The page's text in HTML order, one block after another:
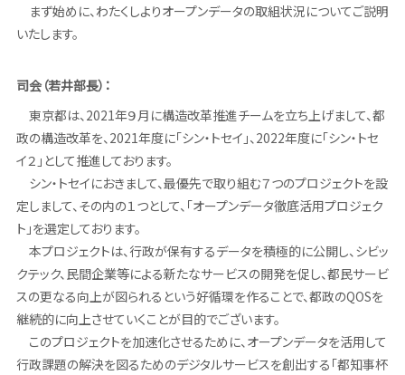
まず始めに、わたくしよりオープンデータの取組状況についてご説明
いたします。
司会（若井部長）：
東京都は、2021年９月に構造改革推進チームを立ち上げまして、都
政の構造改革を、2021年度に「シン・トセイ」、2022年度に「シン・トセ
イ２」として推進しております。
シン・トセイにおきまして、最優先で取り組む７つのプロジェクトを設
定しまして、その内の１つとして、「オープンデータ徹底活用プロジェク
ト」を選定しております。
本プロジェクトは、行政が保有するデータを積極的に公開し、シビッ
クテック、民間企業等による新たなサービスの開発を促し、都民サービ
スの更なる向上が図られるという好循環を作ることで、都政のQOSを
継続的に向上させていくことが目的でございます。
このプロジェクトを加速化させるために、オープンデータを活用して
行政課題の解決を図るためのデジタルサービスを創出する「都知事杯